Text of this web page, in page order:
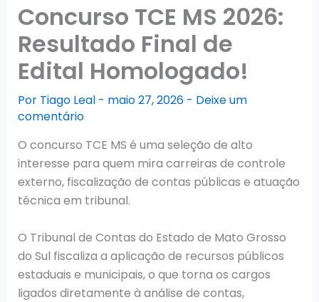
Concurso TCE MS 2026:
Resultado Final de
Edital Homologado!
Por Tiago Leal - maio 27, 2026 - Deixe um
comentário
O concurso TCE MS é uma seleção de alto
interesse para quem mira carreiras de controle
externo, fiscalização de contas públicas e atuação
técnica em tribunal.
O Tribunal de Contas do Estado de Mato Grosso
do Sul fiscaliza a aplicação de recursos públicos
estaduais e municipais, o que torna os cargos
ligados diretamente à análise de contas,